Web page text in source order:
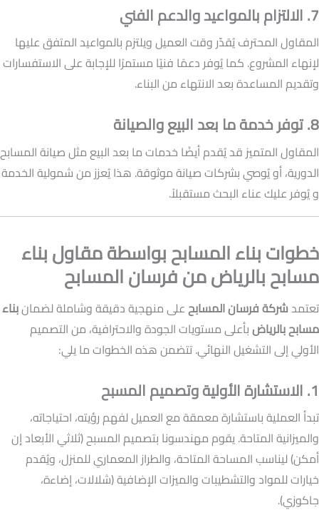
7. الالتزام بالمواعيد والدعم الفني
المقاول المحترف يُقدّر وقت العميل ويلتزم بالمواعيد المتفق عليها
لإنهاء المشروع. كما يُوفر دعمًا فنيًا مستمرًا للإجابة على الاستفسارات
وتقديم المساعدة بعد الانتهاء من البناء.
8. توفر خدمة ما بعد البيع والصيانة
المقاول المتميز قد يُقدم أيضًا خدمات ما بعد البيع مثل صيانة المسابح
الدورية، أو يُوصي بشركات صيانة موثوقة. هذا يُعزز من شمولية الخدمة
و يُوفر عليك عناء البحث مستقبلاً.
خطوات بناء المسابح بواسطة مقاول بناء
مسابح بالرياض من فرسان المسابح
تعتمدشركة فرسان المسابحعلى منهجية دقيقة وشاملة لضمانبناء
مسابح بالرياضبأعلى مستويات الجودة والاحترافية، من التصميم
الأولي إلى التشغيل النهائي. تتضمن هذه الخطوات ما يلي:
1. الاستشارة الأولية وتصميم المسبح
تبدأ العملية باستشارة معمقة مع العميل لفهم رؤيته، احتياجاته،
والميزانية المتاحة. يقوم مهندسونا بتصميم المسبح (ثلاثي الأبعاد إن
أمكن) ليناسب المساحة المتاحة، والطراز المعماري للمنزل، ويُقدم
خيارات للمواد والتشطيبات والميزات الإضافية (شلالات، إضاءة،
جاكوزي).